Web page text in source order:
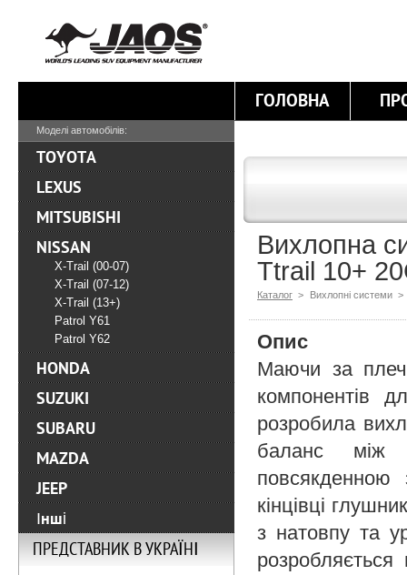
ГОЛОВНА
Вихлопна
Ttrail 10+
Каталог > Вихлопні системи >
Опис
Маючи за
компонентів
розробила
баланс між
повсякденною
кінцівці
з натовпу та
розробляється
Моделі автомобілів:
TOYOTA
LEXUS
MITSUBISHI
NISSAN
X-Trail (00-07)
X-Trail (07-12)
X-Trail (13+)
Patrol Y61
Patrol Y62
HONDA
SUZUKI
SUBARU
MAZDA
JEEP
Інші
ПРЕДСТАВНИК В УКРАЇНІ